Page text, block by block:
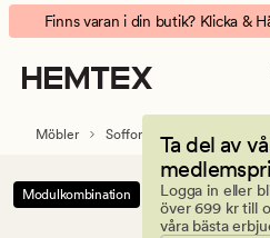
Isa
modulsoffa
delar
vänster
Animerad
banner.
Klicka
på
att
pausa.
Finns varan i din butik? Klicka &
Ta del av
Logga in eller
över 699 kr till
våra bästa
Möbler Soffor Modulsoffor
Modulkombination